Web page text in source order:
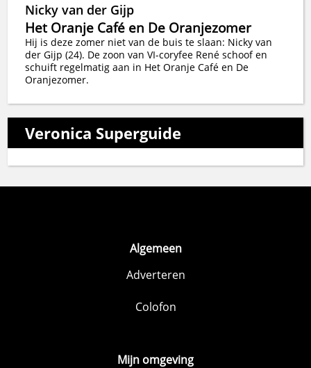
Nicky van der Gijp
Het Oranje Café en De Oranjezomer
Hij is deze zomer niet van de buis te slaan: Nicky van
der Gijp (24). De zoon van VI-coryfee René schoof en
schuift regelmatig aan in Het Oranje Café en De
Oranjezomer.
Veronica Superguide
Algemeen
Adverteren
Colofon
Mijn omgeving